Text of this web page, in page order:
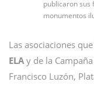
publicaron sus
monumentos
Las asociaciones
ELA y de la Campaña
Francisco Luzón,